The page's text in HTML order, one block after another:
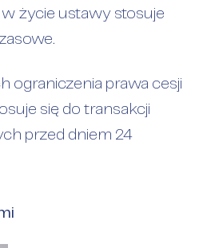
życie ustawy stosuje
ograniczenia prawa cesji
się do transakcji
przed dniem 24